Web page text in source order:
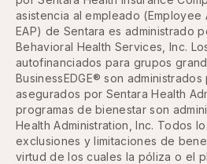
asistencia al empleado (Employee
EAP) de Sentara es administrado
Behavioral Health Services, Inc.
autofinanciados para grupos
BusinessEDGE® son
asegurados por Sentara Health
programas de bienestar son
Health Administration, Inc. Todos
exclusiones y limitaciones de
virtud de los cuales la póliza o el